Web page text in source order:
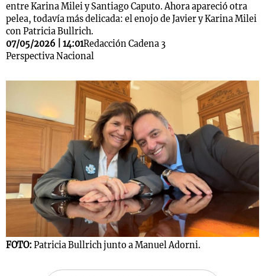
entre Karina Milei y Santiago Caputo. Ahora apareció otra
pelea, todavía más delicada: el enojo de Javier y Karina Milei
con Patricia Bullrich.
07/05/2026 | 14:01Redacción Cadena 3
Perspectiva Nacional
FOTO: Patricia Bullrich junto a Manuel Adorni.